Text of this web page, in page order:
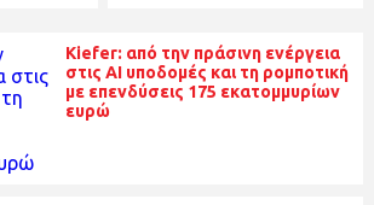
Kiefer: από την πράσινη ενέργεια
στις ΑΙ υποδομές και τη ρομποτική
με επενδύσεις 175 εκατομμυρίων
ευρώ